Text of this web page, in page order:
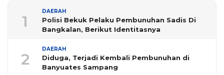
1
DAERAH
Polisi Bekuk Pelaku Pembunuhan Sadis Di
Bangkalan, Berikut Identitasnya
2
DAERAH
Diduga, Terjadi Kembali Pembunuhan di
Banyuates Sampang